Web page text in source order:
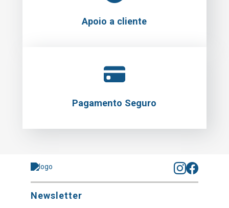
Apoio a cliente
Pagamento Seguro
Newsletter